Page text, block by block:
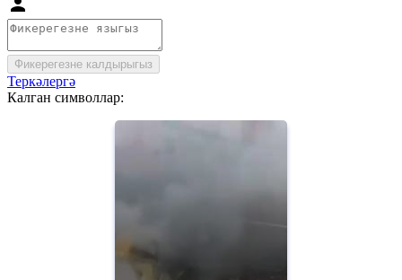
Фикерегезне калдырыгыз
Теркәлергә
Калган символлар: